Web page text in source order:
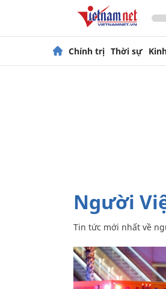
Chính trị Thời sự
người
Tin tức mới nhất về